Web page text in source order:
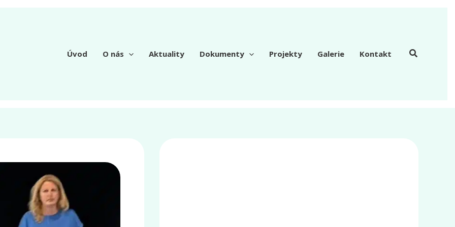
Úvod O nás Aktuality Dokumenty Projekty Galerie Kontakt